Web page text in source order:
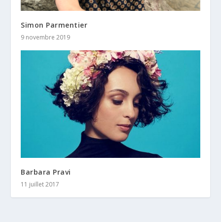
Simon Parmentier
9 novembre 2019
Barbara Pravi
11 juillet 2017